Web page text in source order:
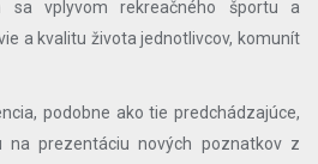
sa vplyvom rekreačného športu a
a kvalitu života jednotlivcov, komunít
podobne ako tie predchádzajúce,
na prezentáciu nových poznatkov z